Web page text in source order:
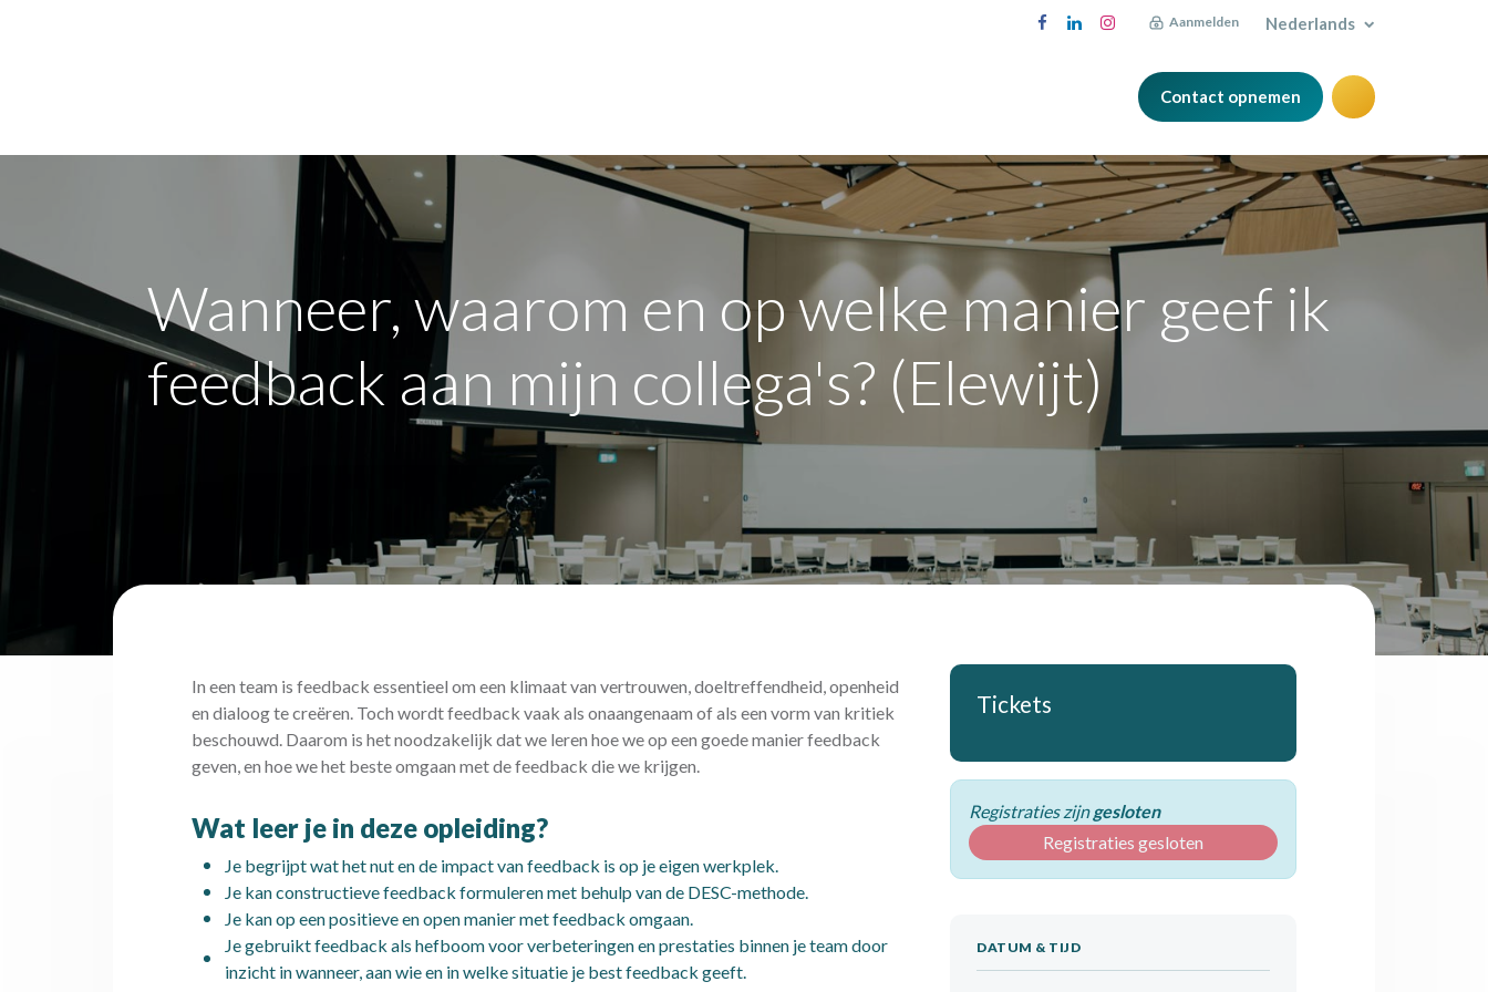
Aanmelden Nederlands
Contact opnemen
Wanneer, waarom en op welke manier geef ik
feedback aan mijn collega's? (Elewijt)
In een team is feedback essentieel om een klimaat van vertrouwen, doeltreffendheid, openheid
en dialoog te creëren. Toch wordt feedback vaak als onaangenaam of als een vorm van kritiek
beschouwd. Daarom is het noodzakelijk dat we leren hoe we op een goede manier feedback
geven, en hoe we het beste omgaan met de feedback die we krijgen.
Wat leer je in deze opleiding?
Je begrijpt wat het nut en de impact van feedback is op je eigen werkplek.
Je kan constructieve feedback formuleren met behulp van de DESC-methode.
Je kan op een positieve en open manier met feedback omgaan.
Je gebruikt feedback als hefboom voor verbeteringen en prestaties binnen je team door
inzicht in wanneer, aan wie en in welke situatie je best feedback geeft.
Tickets
Registraties zijngesloten
Registraties gesloten
DATUM & TIJD